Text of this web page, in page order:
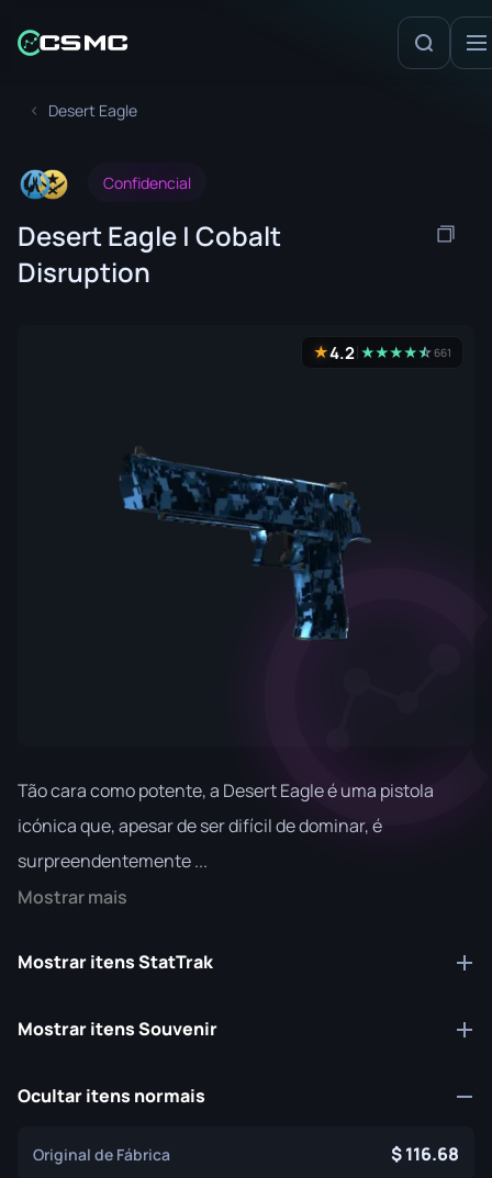
Desert Eagle
Confidencial
Desert Eagle | Cobalt
Disruption
★4.2 ★★★★★
☆661
Tão cara como potente, a Desert Eagle é uma pistola
icónica que, apesar de ser difícil de dominar, é
surpreendentemente ...
Mostrar mais
Mostrar itens StatTrak
Mostrar itens Souvenir
Ocultar itens normais
Original de Fábrica 116.68